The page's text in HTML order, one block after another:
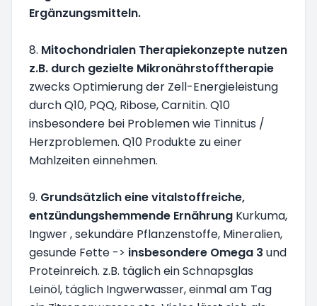
Ergänzungsmitteln.
8. Mitochondrialen Therapiekonzepte nutzen
z.B. durch gezielte Mikronährstofftherapie
zwecks Optimierung der Zell-Energieleistung
durch Q10, PQQ, Ribose, Carnitin. Q10
insbesondere bei Problemen wie Tinnitus /
Herzproblemen. Q10 Produkte zu einer
Mahlzeiten einnehmen.
9. Grundsätzlich eine vitalstoffreiche,
entzündungshemmende Ernährung Kurkuma,
Ingwer , sekundäre Pflanzenstoffe, Mineralien,
gesunde Fette -> insbesondere Omega 3 und
Proteinreich. z.B. täglich ein Schnapsglas
Leinöl, täglich Ingwerwasser, einmal am Tag